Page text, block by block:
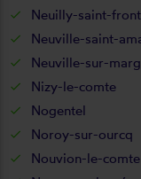
Neuilly-saint-front
Neuville-saint-
Neuville-sur-
Nizy-le-comte
Nogentel
Noroy-sur-ourcq
Nouvion-le-comte